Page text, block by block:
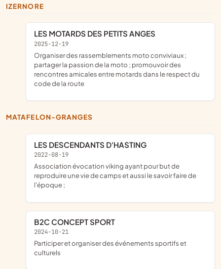
IZERNORE
LES MOTARDS DES PETITS ANGES
2025-12-19
organiser des rassemblements moto conviviaux ;
partager la passion de la moto ; promouvoir des
rencontres amicales entre motards dans le respect du
code de la route
MATAFELON-GRANGES
LES DESCENDANTS D'HASTING
2022-08-19
association évocation viking ayant pour but de
reproduire une vie de camps et aussi le savoir faire de
l'époque ;
B2C CONCEPT SPORT
2024-10-21
participer et organiser des événements sportifs et
culturels